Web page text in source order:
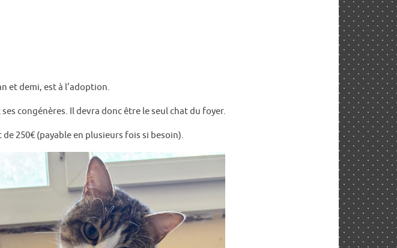
et demi, est à l’adoption.
congénères. Il devra donc être le seul chat du foyer.
250€ (payable en plusieurs fois si besoin).